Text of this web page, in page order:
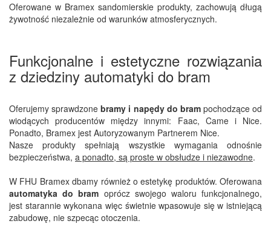
Oferowane w Bramex sandomierskie produkty, zachowują długą
żywotność niezależnie od warunków atmosferycznych.
Funkcjonalne i estetyczne rozwiązania
z dziedziny automatyki do bram
Oferujemy sprawdzonebramy i napędy do brampochodzące od
wiodących producentów między innymi: Faac, Came i Nice.
Ponadto, Bramex jest Autoryzowanym Partnerem Nice.
Nasze produkty spełniają wszystkie wymagania odnośnie
bezpieczeństwa, a ponadto, są proste w obsłudze i niezawodne.
W FHU Bramex dbamy również o estetykę produktów. Oferowana
automatyka do bram oprócz swojego waloru funkcjonalnego,
jest starannie wykonana więc świetnie wpasowuje się w istniejącą
zabudowę, nie szpecąc otoczenia.